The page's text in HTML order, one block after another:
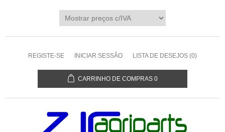
REGISTE-SE INICIAR SESSÃO LISTA DE DESEJOS (0)
CARRINHO DE COMPRAS 0